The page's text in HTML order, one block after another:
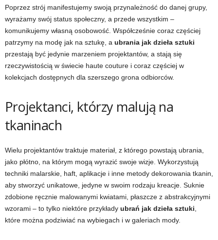
Poprzez strój manifestujemy swoją przynależność do danej grupy,
wyrażamy swój status społeczny, a przede wszystkim –
komunikujemy własną osobowość. Współcześnie coraz częściej
patrzymy na modę jak na sztukę, a ubrania jak dzieła sztuki
przestają być jedynie marzeniem projektantów, a stają się
rzeczywistością w świecie haute couture i coraz częściej w
kolekcjach dostępnych dla szerszego grona odbiorców.
Projektanci, którzy malują na
tkaninach
Wielu projektantów traktuje materiał, z którego powstają ubrania,
jako płótno, na którym mogą wyrazić swoje wizje. Wykorzystują
techniki malarskie, haft, aplikacje i inne metody dekorowania tkanin,
aby stworzyć unikatowe, jedyne w swoim rodzaju kreacje. Suknie
zdobione ręcznie malowanymi kwiatami, płaszcze z abstrakcyjnymi
wzorami – to tylko niektóre przykłady ubrań jak dzieła sztuki
które można podziwiać na wybiegach i w galeriach mody.